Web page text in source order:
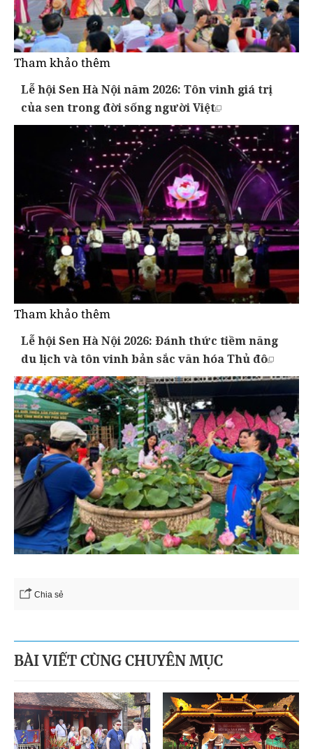
Tham khảo thêm
Lễ hội Sen Hà Nội năm 2026: Tôn vinh giá trị
của sen trong đời sống người Việt
Tham khảo thêm
Lễ hội Sen Hà Nội 2026: Đánh thức tiềm năng
du lịch và tôn vinh bản sắc văn hóa Thủ đô
Chia sẻ
BÀI VIẾT CÙNG CHUYÊN MỤC